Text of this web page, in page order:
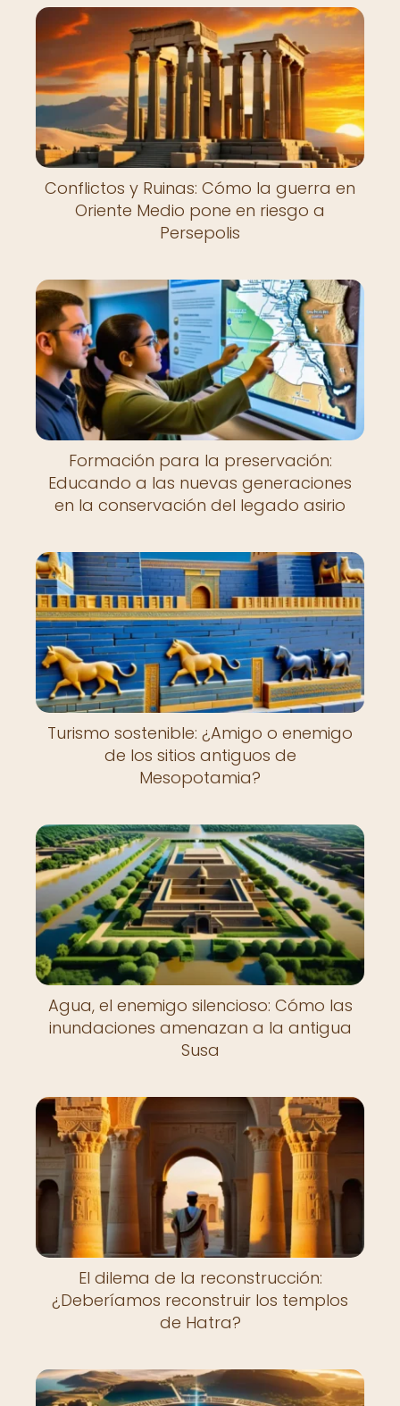
Conflictos y Ruinas: Cómo la guerra en
Oriente Medio pone en riesgo a
Persepolis
Formación para la preservación:
Educando a las nuevas generaciones
en la conservación del legado asirio
Turismo sostenible: ¿Amigo o enemigo
de los sitios antiguos de
Mesopotamia?
Agua, el enemigo silencioso: Cómo las
inundaciones amenazan a la antigua
Susa
El dilema de la reconstrucción:
¿Deberíamos reconstruir los templos
de Hatra?